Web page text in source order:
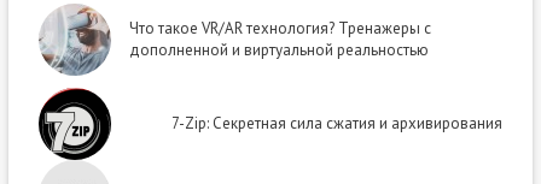
Что такое VR/AR технология? Тренажеры с
дополненной и виртуальной реальностью
7-Zip: Секретная сила сжатия и архивирования